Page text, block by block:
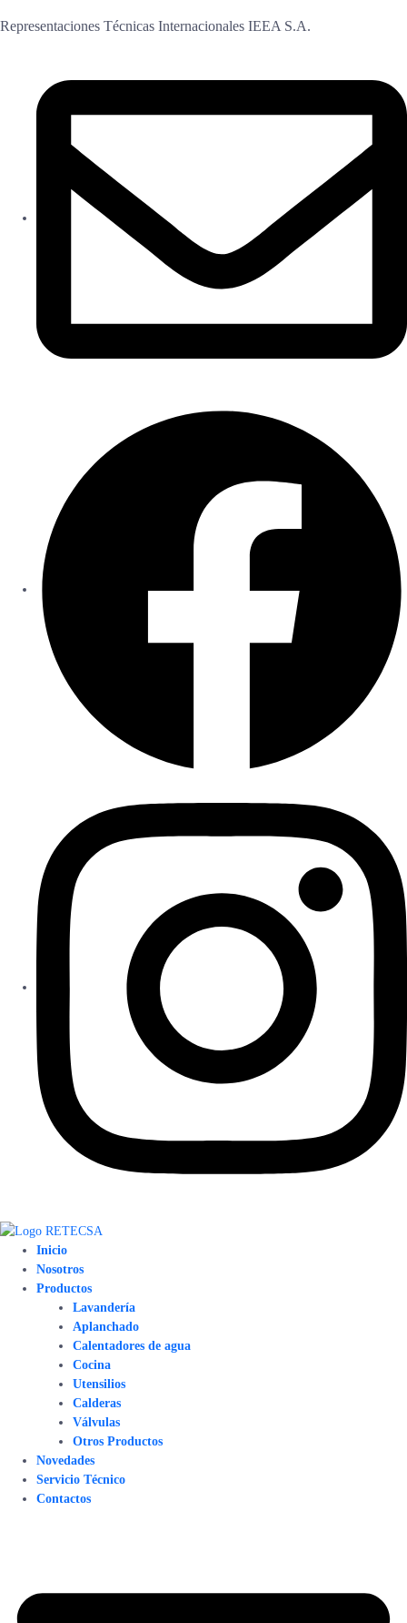
Representaciones Técnicas Internacionales IEEA S.A.
Inicio
Nosotros
Productos
Lavandería
Aplanchado
Calentadores de agua
Cocina
Utensilios
Calderas
Válvulas
Otros Productos
Novedades
Servicio Técnico
Contactos